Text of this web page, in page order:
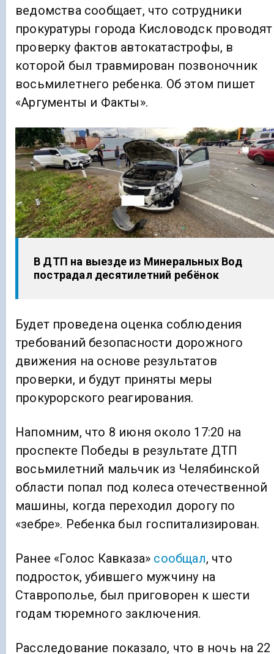
ведомства сообщает, что сотрудники
прокуратуры города Кисловодск проводят
проверку фактов автокатастрофы, в
которой был травмирован позвоночник
восьмилетнего ребенка. Об этом пишет
«Аргументы и Факты».
В ДТП на выезде из Минеральных Вод
пострадал десятилетний ребёнок
Будет проведена оценка соблюдения
требований безопасности дорожного
движения на основе результатов
проверки, и будут приняты меры
прокурорского реагирования.
Напомним, что 8 июня около 17:20 на
проспекте Победы в результате ДТП
восьмилетний мальчик из Челябинской
области попал под колеса отечественной
машины, когда переходил дорогу по
«зебре». Ребенка был госпитализирован.
Ранее «Голос Кавказа» сообщал, что
подросток, убившего мужчину на
Ставрополье, был приговорен к шести
годам тюремного заключения.
Расследование показало, что в ночь на 22